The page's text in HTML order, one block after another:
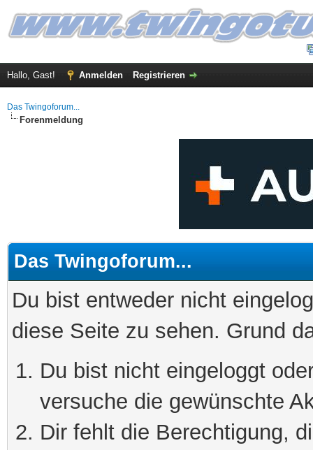
Hallo, Gast! Anmelden Registrieren
Das Twingoforum...
Forenmeldung
Das Twingoforum...
Du bist entweder nicht
diese Seite zu sehen. Grund
Du bist nicht eingeloggt
versuche die gewünschte
Dir fehlt die Berechtigung,